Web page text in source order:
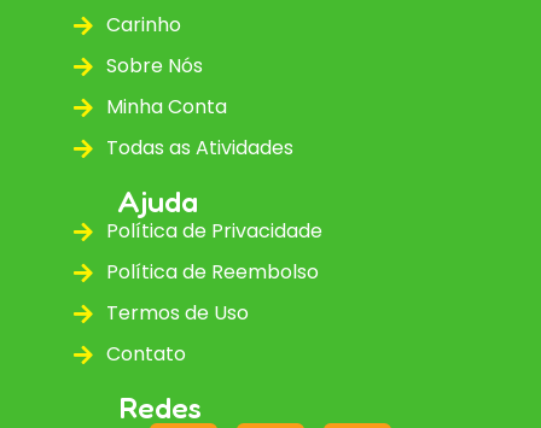
Carinho
Sobre Nós
Minha Conta
Todas as Atividades
Ajuda
Política de Privacidade
Política de Reembolso
Termos de Uso
Contato
Redes